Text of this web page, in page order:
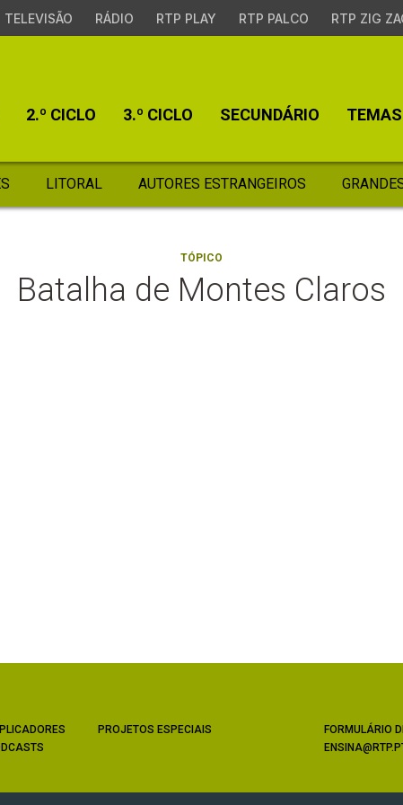
TELEVISÃO RÁDIO RTP PLAY RTP PALCO RTP ZIG
2.º CICLO 3.º CICLO SECUNDÁRIO TEMAS
LITORAL AUTORES ESTRANGEIROS
TÓPICO
Batalha de Montes Claros
PROJETOS ESPECIAIS
FORMULÁRIO